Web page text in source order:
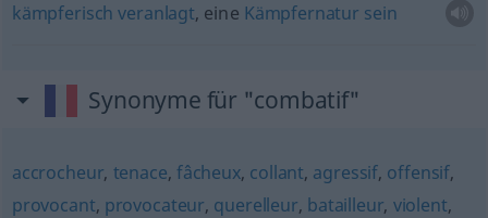
kämpferisch veranlagt, eine Kämpfernatur sein
Synonyme für "combatif"
accrocheur, tenace, fâcheux, collant, agressif, offensif,
provocant, provocateur, querelleur, batailleur, violent,